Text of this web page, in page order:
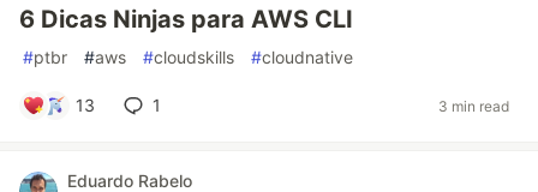
6 Dicas Ninjas para AWS CLI
#ptbr #aws #cloudskills #cloudnative
13 1 3 min read
Eduardo Rabelo